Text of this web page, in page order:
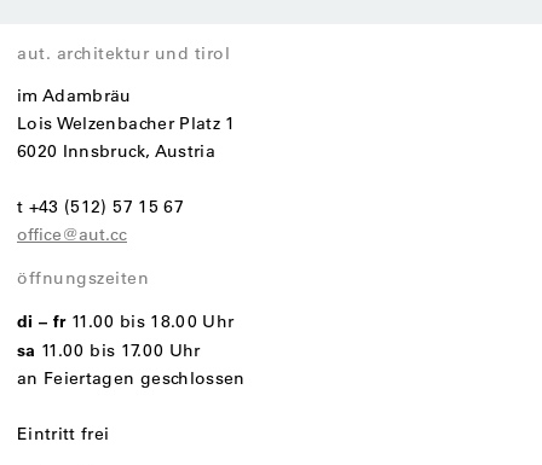
aut. architektur und tirol
im Adambräu
Lois Welzenbacher Platz 1
6020 Innsbruck, Austria
t +43 (512) 57 15 67
office@aut.cc
öffnungszeiten
di – fr 11.00 bis 18.00 Uhr
sa 11.00 bis 17.00 Uhr
an Feiertagen geschlossen
Eintritt frei